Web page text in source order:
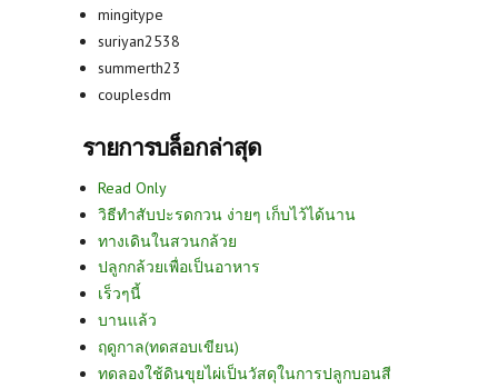
mingitype
suriyan2538
summerth23
couplesdm
รายการบล็อกล่าสุด
Read Only
วิธีทำสับปะรดกวน ง่ายๆ เก็บไว้ได้นาน
ทางเดินในสวนกล้วย
ปลูกกล้วยเพื่อเป็นอาหาร
เร็วๆนี้
บานแล้ว
ฤดูกาล(ทดสอบเขียน)
ทดลองใช้ดินขุยไผ่เป็นวัสดุในการปลูกบอนสี